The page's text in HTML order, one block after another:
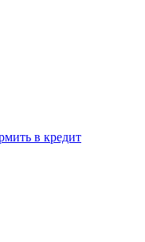
в кредит